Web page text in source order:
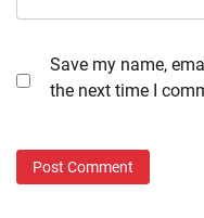
Save my name,
the next time I